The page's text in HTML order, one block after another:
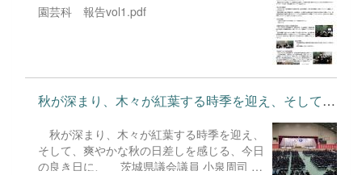
２学期は、皆さんにとって、...
園芸科 報告vol1.pdf
秋が深まり、木々が紅葉する時季を迎え、そして、爽やかな秋の...
秋が深まり、木々が紅葉する時季を迎え、
そして、爽やかな秋の日差しを感じる、今日
の良き日に、 茨城県議会議員 小泉周司 様